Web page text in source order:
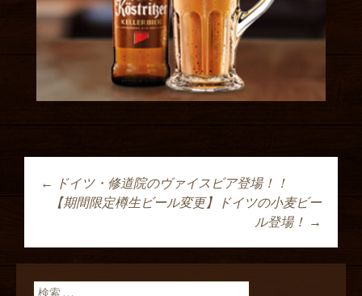
投稿ナビゲーショ
ン
← ドイツ・修道院のヴァイスビア登場！！
【期間限定樽生ビール変更】ドイツの小麦ビー
ル登場！ →
検索: